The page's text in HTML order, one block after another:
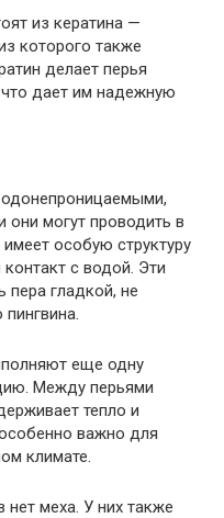
из кератина —
которого также
делает перья
дает им надежную
могут проводить в
особую структуру
с водой. Эти
пера гладкой, не
еще одну
Между перьями
тепло и
важно для
климате.
нет меха. У них также